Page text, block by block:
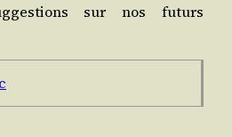
sur nos futurs